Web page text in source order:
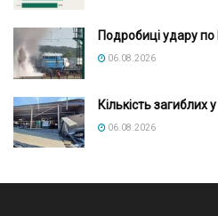
Подробиці удару
06.08.2026
Кількість загиблих
06.08.2026